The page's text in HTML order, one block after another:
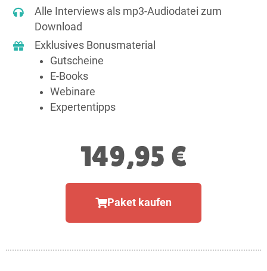
Alle Interviews als mp3-Audiodatei zum
Download
Exklusives Bonusmaterial
Gutscheine
E-Books
Webinare
Expertentipps
149,95 €
Paket kaufen